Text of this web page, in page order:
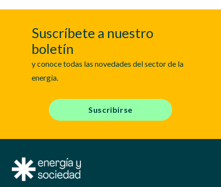
Suscríbete a nuestro
boletín
y conoce todas las novedades del sector de la
energía.
Suscribirse